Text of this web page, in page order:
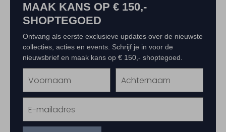
MAAK KANS OP € 150,-
SHOPTEGOED
Ontvang als eerste exclusieve updates over de nieuwste
collecties, acties en events. Schrijf je in voor de
nieuwsbrief en maak kans op € 150,- shoptegoed.